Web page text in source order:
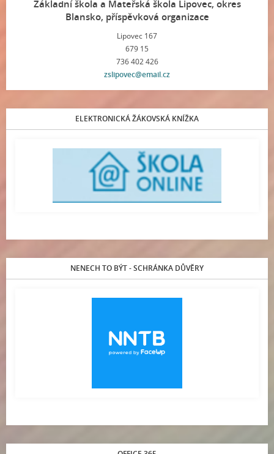
Základní škola a Mateřská škola Lipovec, okres
Blansko, příspěvková organizace
Lipovec 167
679 15
736 402 426
zslipovec@email.cz
ELEKTRONICKÁ ŽÁKOVSKÁ KNÍŽKA
NENECH TO BÝT - SCHRÁNKA DŮVĚRY